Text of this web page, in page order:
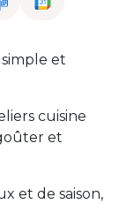
et
cuisine
et
et de saison,